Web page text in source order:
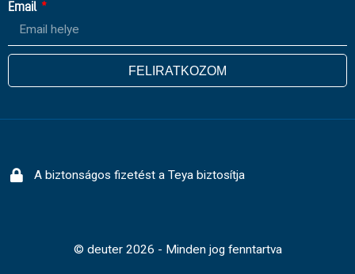
Email
FELIRATKOZOM
A biztonságos fizetést a Teya biztosítja
© deuter 2026 - Minden jog fenntartva